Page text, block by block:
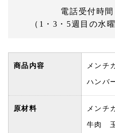
電話受付時
（1・3・5週目の水
商品内容 メンチ
ハンバ
原材料 メンチ
牛肉